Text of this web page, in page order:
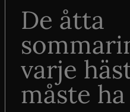
De åtta
varje
måste